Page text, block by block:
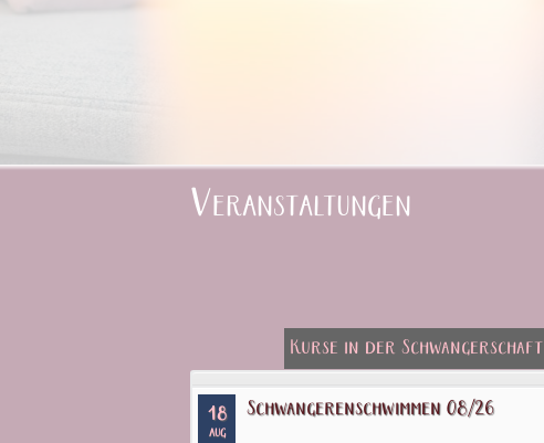
Veranstaltungen
Kurse in der Schwangerschaft
18
AUG
Schwangerenschwimmen 08/26